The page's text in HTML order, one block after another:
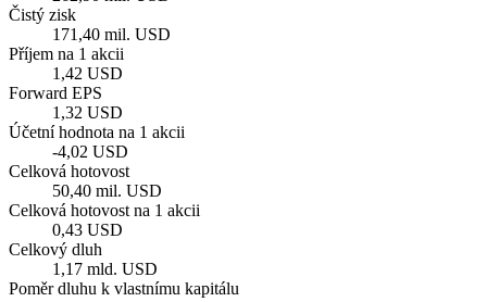
Čistý zisk
171,40 mil. USD
Příjem na 1 akcii
1,42 USD
Forward EPS
1,32 USD
Účetní hodnota na 1 akcii
-4,02 USD
Celková hotovost
50,40 mil. USD
Celková hotovost na 1 akcii
0,43 USD
Celkový dluh
1,17 mld. USD
Poměr dluhu k vlastnímu kapitálu